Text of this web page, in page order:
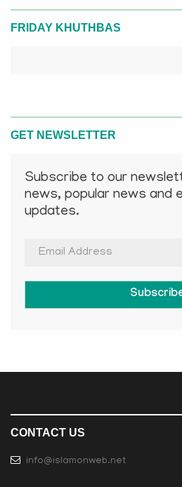
FRIDAY KHUTHBAS
GET NEWSLETTER
Subscribe to our
news, popular news and
updates.
CONTACT US
info@islamonweb.net